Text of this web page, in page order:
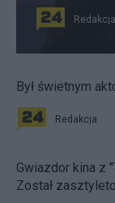
Redakcja
Był świetnym
Redakcja
Gwiazdor kina z
Został